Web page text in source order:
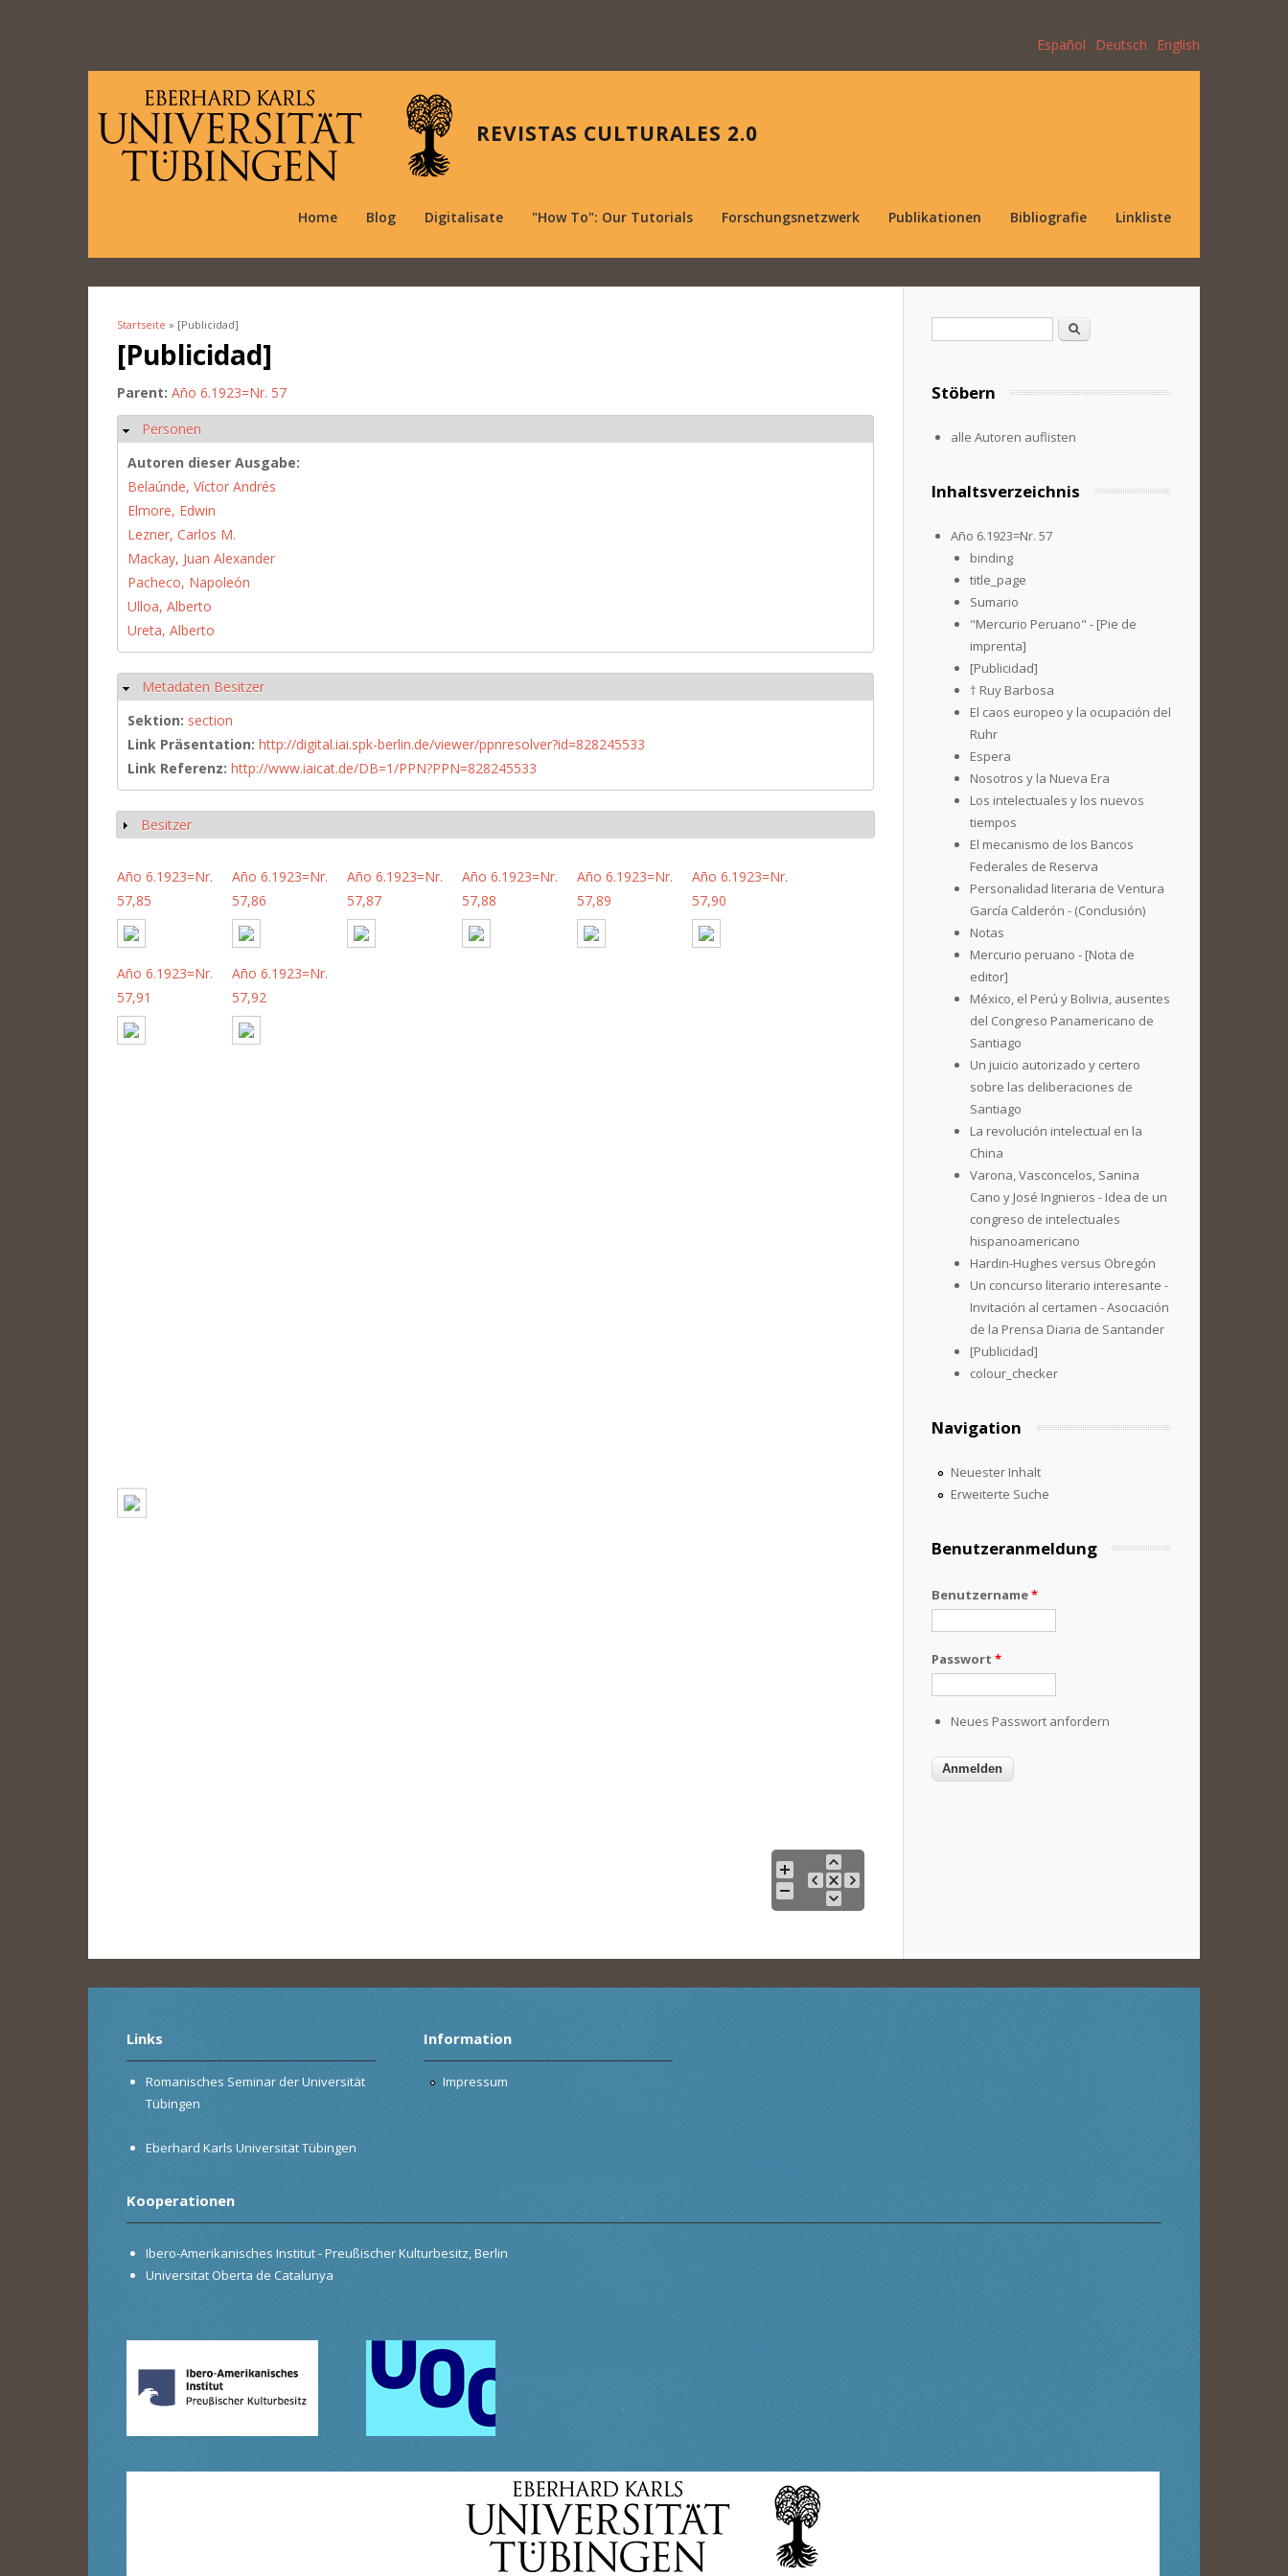
Español Deutsch English
REVISTAS CULTURALES 2.0
Home Blog Digitalisate "How To": Our Tutorials Forschungsnetzwerk Publikationen Bibliografie Linkliste
Sie sind hier
Startseite » [Publicidad]
[Publicidad]
Parent: Año 6.1923=Nr. 57
Ausblenden
Personen
Autoren dieser Ausgabe:
Belaúnde, Víctor Andrés
Elmore, Edwin
Lezner, Carlos M.
Mackay, Juan Alexander
Pacheco, Napoleón
Ulloa, Alberto
Ureta, Alberto
Ausblenden
Metadaten Besitzer
Sektion: section
Link Präsentation: http://digital.iai.spk-berlin.de/viewer/ppnresolver?id=828245533
Link Referenz: http://www.iaicat.de/DB=1/PPN?PPN=828245533
Anzeigen
Besitzer
Año 6.1923=Nr.
57,85
Año 6.1923=Nr.
57,86
Año 6.1923=Nr.
57,87
Año 6.1923=Nr.
57,88
Año 6.1923=Nr.
57,89
Año 6.1923=Nr.
57,90
Año 6.1923=Nr.
57,91
Año 6.1923=Nr.
57,92
Suche
Stöbern
alle Autoren auflisten
Inhaltsverzeichnis
Año 6.1923=Nr. 57
binding
title_page
Sumario
"Mercurio Peruano" - [Pie de
imprenta]
[Publicidad]
† Ruy Barbosa
El caos europeo y la ocupación del
Ruhr
Espera
Nosotros y la Nueva Era
Los intelectuales y los nuevos
tiempos
El mecanismo de los Bancos
Federales de Reserva
Personalidad literaria de Ventura
García Calderón - (Conclusión)
Notas
Mercurio peruano - [Nota de
editor]
México, el Perú y Bolivia, ausentes
del Congreso Panamericano de
Santiago
Un juicio autorizado y certero
sobre las deliberaciones de
Santiago
La revolución intelectual en la
China
Varona, Vasconcelos, Sanina
Cano y José Ingnieros - Idea de un
congreso de intelectuales
hispanoamericano
Hardin-Hughes versus Obregón
Un concurso literario interesante -
Invitación al certamen - Asociación
de la Prensa Diaria de Santander
[Publicidad]
colour_checker
Navigation
Neuester Inhalt
Erweiterte Suche
Benutzeranmeldung
Benutzername*
Passwort *
Neues Passwort anfordern
Links
Romanisches Seminar der Universität
Tübingen
Eberhard Karls Universität Tübingen
Information
Impressum
Kooperationen
Ibero-Amerikanisches Institut - Preußischer Kulturbesitz, Berlin
Universitat Oberta de Catalunya